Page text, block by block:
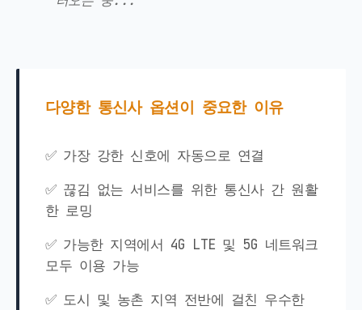
다양한 통신사 옵션이 중요한 이유
✅ 가장 강한 신호에 자동으로 연결
✅ 끊김 없는 서비스를 위한 통신사 간 원활
한 로밍
✅ 가능한 지역에서 4G LTE 및 5G 네트워크
모두 이용 가능
✅ 도시 및 농촌 지역 전반에 걸친 우수한